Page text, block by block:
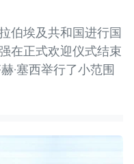
伯埃及共和国进行国
在正式欢迎仪式结束
·塞西举行了小范围